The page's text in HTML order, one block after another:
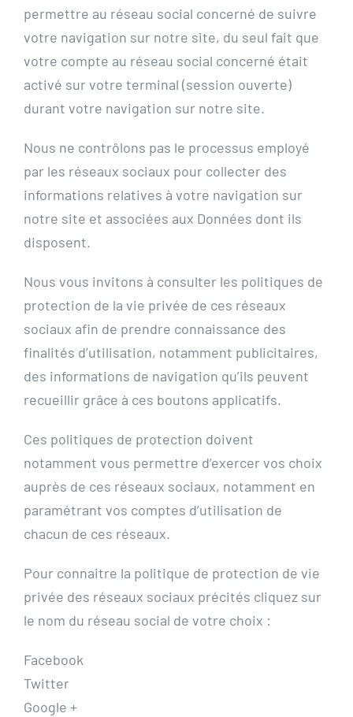
permettre au réseau social concerné de suivre
votre navigation sur notre site, du seul fait que
votre compte au réseau social concerné était
activé sur votre terminal (session ouverte)
durant votre navigation sur notre site.
Nous ne contrôlons pas le processus employé
par les réseaux sociaux pour collecter des
informations relatives à votre navigation sur
notre site et associées aux Données dont ils
disposent.
Nous vous invitons à consulter les politiques de
protection de la vie privée de ces réseaux
sociaux afin de prendre connaissance des
finalités d’utilisation, notamment publicitaires,
des informations de navigation qu’ils peuvent
recueillir grâce à ces boutons applicatifs.
Ces politiques de protection doivent
notamment vous permettre d’exercer vos choix
auprès de ces réseaux sociaux, notamment en
paramétrant vos comptes d’utilisation de
chacun de ces réseaux.
Pour connaitre la politique de protection de vie
privée des réseaux sociaux précités cliquez sur
le nom du réseau social de votre choix :
Facebook
Twitter
Google +